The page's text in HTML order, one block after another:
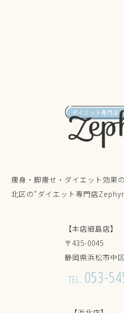
痩身・脚痩せ・ダイエット効果
北区の“ダイエット専門店
【本店細島店】
〒435-0045
静岡県浜松市中
TEL. 053-